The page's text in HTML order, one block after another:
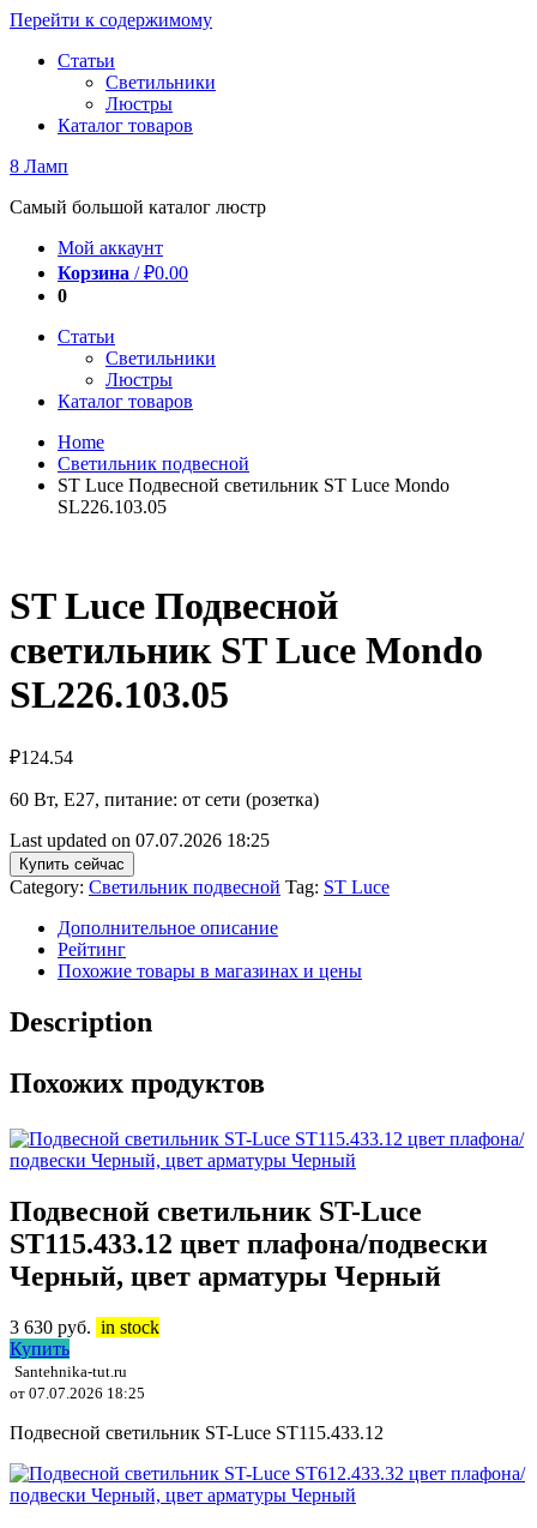
Перейти к содержимому
Статьи
Светильники
Люстры
Каталог товаров
8 Ламп
Самый большой каталог люстр
Мой аккаунт
Корзина /₽0.00
0
Статьи
Светильники
Люстры
Каталог товаров
Home
Светильник подвесной
ST Luce Подвесной светильник ST Luce Mondo
SL226.103.05
ST Luce Подвесной
светильник ST Luce Mondo
SL226.103.05
₽124.54
60 Вт, E27, питание: от сети (розетка)
Last updated on 07.07.2026 18:25
Купить сейчас
Category: Светильник подвесной Tag: ST Luce
Дополнительное описание
Рейтинг
Похожие товары в магазинах и цены
Description
Похожих продуктов
Подвесной светильник ST-Luce
ST115.433.12 цвет плафона/подвески
Черный, цвет арматуры Черный
3 630 руб. in stock
Купить
Santehnika-tut.ru
от 07.07.2026 18:25
Подвесной светильник ST-Luce ST115.433.12